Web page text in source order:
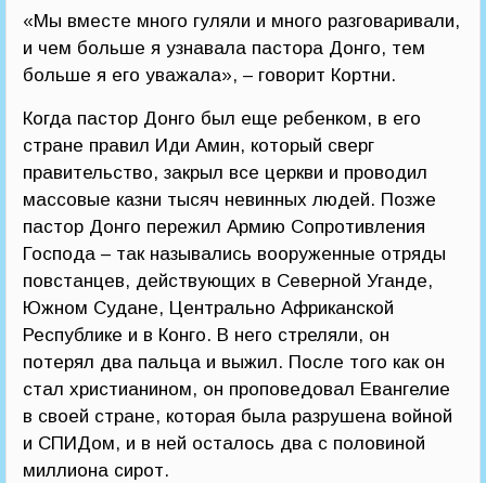
«Мы вместе много гуляли и много разговаривали,
и чем больше я узнавала пастора Донго, тем
больше я его уважала», – говорит Кортни.
Когда пастор Донго был еще ребенком, в его
стране правил Иди Амин, который сверг
правительство, закрыл все церкви и проводил
массовые казни тысяч невинных людей. Позже
пастор Донго пережил Армию Сопротивления
Господа – так назывались вооруженные отряды
повстанцев, действующих в Северной Уганде,
Южном Судане, Центрально Африканской
Республике и в Конго. В него стреляли, он
потерял два пальца и выжил. После того как он
стал христианином, он проповедовал Евангелие
в своей стране, которая была разрушена войной
и СПИДом, и в ней осталось два с половиной
миллиона сирот.